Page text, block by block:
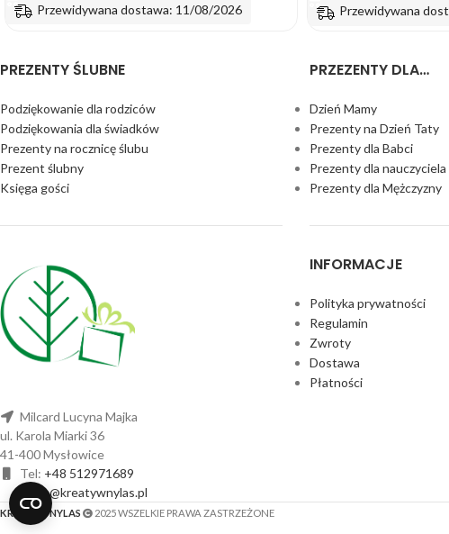
Przewidywana dostawa: 11/08/2026 Przewidywana
PREZENTY ŚLUBNE
Podziękowanie dla rodziców
Podziękowania dla świadków
Prezenty na rocznicę ślubu
Prezent ślubny
Księga gości
Milcard Lucyna Majka
ul. Karola Miarki 36
41-400 Mysłowice
Tel: +48 512971689
sklep@kreatywnylas.pl
PRZEZENTY DLA…
Dzień Mamy
Prezenty na Dzień Taty
Prezenty dla Babci
Prezenty dla nauczyciela
Prezenty dla Mężczyzny
INFORMACJE
Polityka prywatności
Regulamin
Zwroty
Dostawa
Płatności
KREATYWNYLAS 2025 WSZELKIE PRAWA ZASTRZEŻONE